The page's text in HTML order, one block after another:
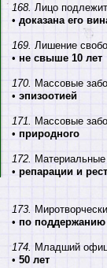
168. Лицо
• доказана его
169. Лишение
• не свыше 10 лет
170. Массовые
• эпизоотией
171.
Массовые
• природного
172.
• репарации и
173.
• по
174. Младший
• 50 лет